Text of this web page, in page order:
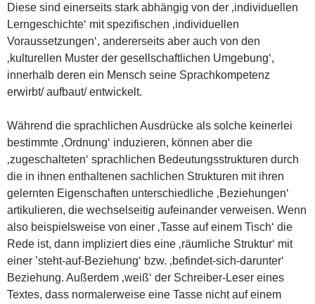
Diese sind einerseits stark abhängig von der ‚individuellen
Lerngeschichte‘ mit spezifischen ‚individuellen
Voraussetzungen‘, andererseits aber auch von den
‚kulturellen Muster der gesellschaftlichen Umgebung‘,
innerhalb deren ein Mensch seine Sprachkompetenz
erwirbt/ aufbaut/ entwickelt.
Während die sprachlichen Ausdrücke als solche keinerlei
bestimmte ‚Ordnung‘ induzieren, können aber die
‚zugeschalteten‘ sprachlichen Bedeutungsstrukturen durch
die in ihnen enthaltenen sachlichen Strukturen mit ihren
gelernten Eigenschaften unterschiedliche ‚Beziehungen‘
artikulieren, die wechselseitig aufeinander verweisen. Wenn
also beispielsweise von einer ‚Tasse auf einem Tisch‘ die
Rede ist, dann impliziert dies eine ‚räumliche Struktur‘ mit
einer ’steht-auf-Beziehung‘ bzw. ‚befindet-sich-darunter‘
Beziehung. Außerdem ‚weiß‘ der Schreiber-Leser eines
Textes, dass normalerweise eine Tasse nicht auf einem